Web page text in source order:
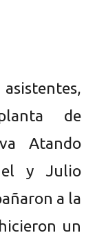
de
Atando
y Julio
a la
un